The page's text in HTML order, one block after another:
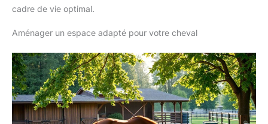
cadre de vie optimal.
Aménager un espace adapté pour votre cheval